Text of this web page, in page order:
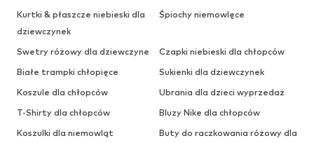
Kurtki & płaszcze niebieski dla
dziewczynek
Śpiochy niemowlęce
Swetry różowy dla dziewczyne
Czapki niebieski dla chłopców
Białe trampki chłopięce
Sukienki dla dziewczynek
Koszule dla chłopców
Ubrania dla dzieci wyprzedaż
T-Shirty dla chłopców
Bluzy Nike dla chłopców
Koszulki dla niemowląt
Buty do raczkowania różowy dla